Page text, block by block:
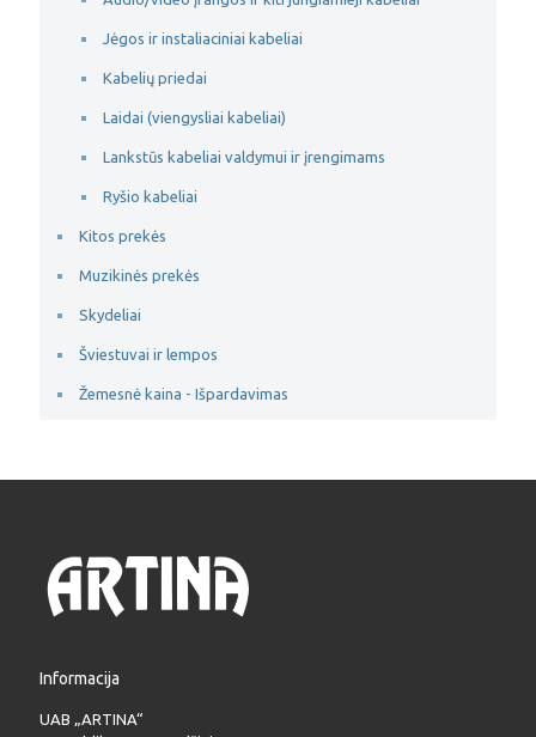
Jėgos ir instaliaciniai kabeliai
Kabelių priedai
Laidai (viengysliai kabeliai)
Lankstūs kabeliai valdymui ir įrengimams
Ryšio kabeliai
Kitos prekės
Muzikinės prekės
Skydeliai
Šviestuvai ir lempos
Žemesnė kaina - Išpardavimas
Informacija
UAB „ARTINA“